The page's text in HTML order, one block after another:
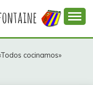
cocinamos»